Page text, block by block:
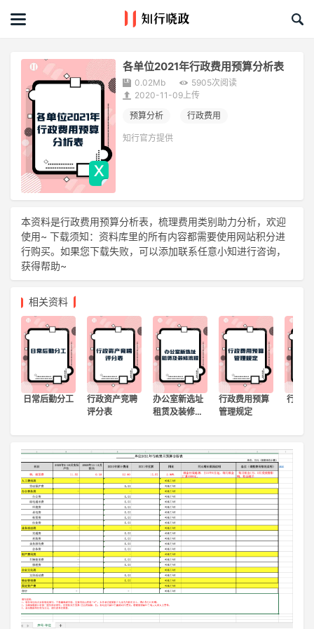
首页
文章
课程&活动
资料库
服务商
关于我们
登录
注册
各单位2021年行政费用预算分析表
0.02Mb
5905次阅读
2020-11-09上传
预算分析
行政费用
知行官方提供
本资料是行政费用预算分析表，梳理费用类别助力分析，欢迎
使用~ 下载须知：资料库里的所有内容都需要使用网站积分进
行购买。如果您下载失败，可以添加联系任意小知进行咨询，
获得帮助~
相关资料
日常后勤分工
行政资产竞聘
评分表
办公室新选址
租赁及装修…
行政费用预算
管理规定
行政工